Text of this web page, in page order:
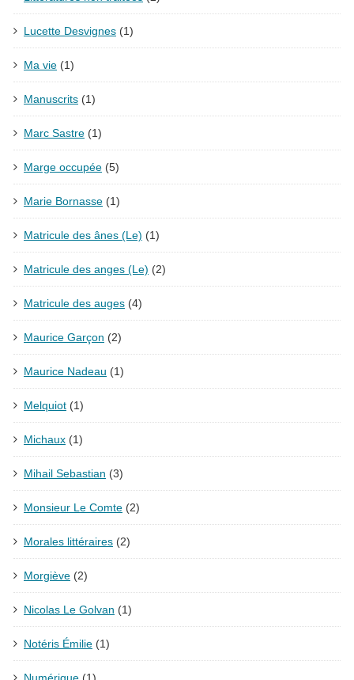
Lucette Desvignes (1)
Ma vie (1)
Manuscrits (1)
Marc Sastre (1)
Marge occupée (5)
Marie Bornasse (1)
Matricule des ânes (Le) (1)
Matricule des anges (Le) (2)
Matricule des auges (4)
Maurice Garçon (2)
Maurice Nadeau (1)
Melquiot (1)
Michaux (1)
Mihail Sebastian (3)
Monsieur Le Comte (2)
Morales littéraires (2)
Morgiève (2)
Nicolas Le Golvan (1)
Notéris Émilie (1)
Numérique (1)